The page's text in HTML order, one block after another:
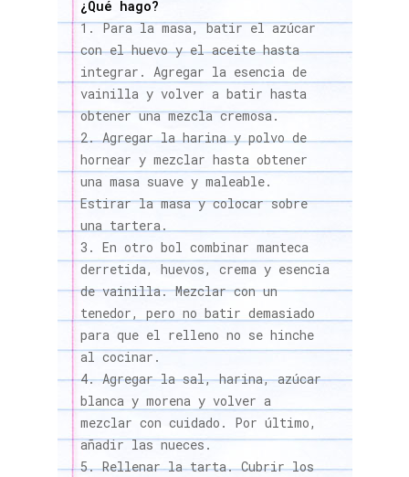
¿Qué hago?
Para la masa, batir el azúcar
con el huevo y el aceite hasta
integrar. Agregar la esencia de
vainilla y volver a batir hasta
obtener una mezcla cremosa.
Agregar la harina y polvo de
hornear y mezclar hasta obtener
una masa suave y maleable.
Estirar la masa y colocar sobre
una tartera.
En otro bol combinar manteca
derretida, huevos, crema y esencia
de vainilla. Mezclar con un
tenedor, pero no batir demasiado
para que el relleno no se hinche
al cocinar.
Agregar la sal, harina, azúcar
blanca y morena y volver a
mezclar con cuidado. Por último,
añadir las nueces.
Rellenar la tarta. Cubrir los